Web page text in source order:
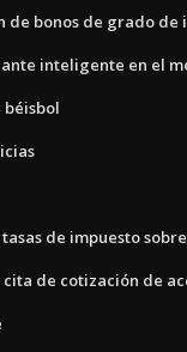
de bonos de grado de
inteligente en el
béisbol
de impuesto
de cotización de